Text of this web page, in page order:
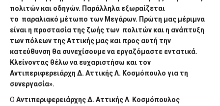
πολιτών και οδηγών. Παράλληλα εξωραίζεται
το παραλιακό μέτωπο των Μεγάρων. Πρώτη μας μέριμνα
είναι η προστασία της ζωής των πολιτών και η ανάπτυξη
των πόλεων της Αττικής μας και προς αυτή την
κατεύθυνση θα συνεχίσουμε να εργαζόμαστε εντατικά.
Κλείνοντας θέλω να ευχαριστήσω και τον
Αντιπεριφερειάρχη Δ. Αττικής Λ. Κοσμόπουλο για τη
συνεργασία».
Ο Αντιπεριφερειάρχης Δ. Αττικής Λ Κοσμόπουλος